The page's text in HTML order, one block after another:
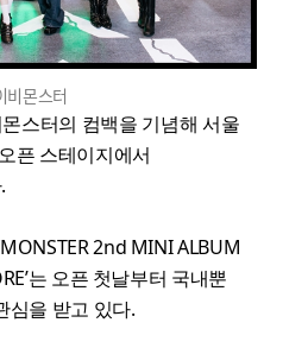
비몬스터
스터의 컴백을 기념해 서울
픈 스테이지에서
2nd MINI ALBUM
는 오픈 첫날부터 국내뿐
심을 받고 있다.